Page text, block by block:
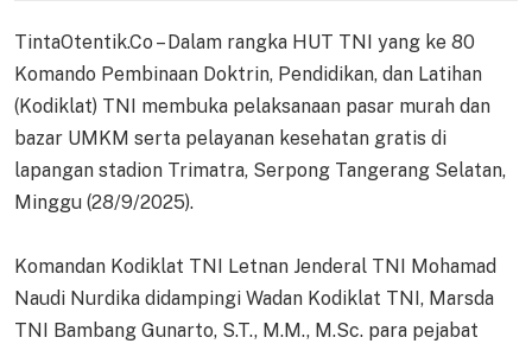
TintaOtentik.Co – Dalam rangka HUT TNI yang ke 80
Komando Pembinaan Doktrin, Pendidikan, dan Latihan
(Kodiklat) TNI membuka pelaksanaan pasar murah dan
bazar UMKM serta pelayanan kesehatan gratis di
lapangan stadion Trimatra, Serpong Tangerang Selatan,
Minggu (28/9/2025).
Komandan Kodiklat TNI Letnan Jenderal TNI Mohamad
Naudi Nurdika didampingi Wadan Kodiklat TNI, Marsda
TNI Bambang Gunarto, S.T., M.M., M.Sc. para pejabat